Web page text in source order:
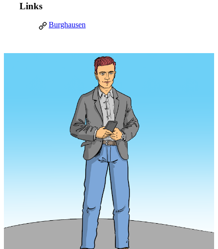
Links
Burghausen